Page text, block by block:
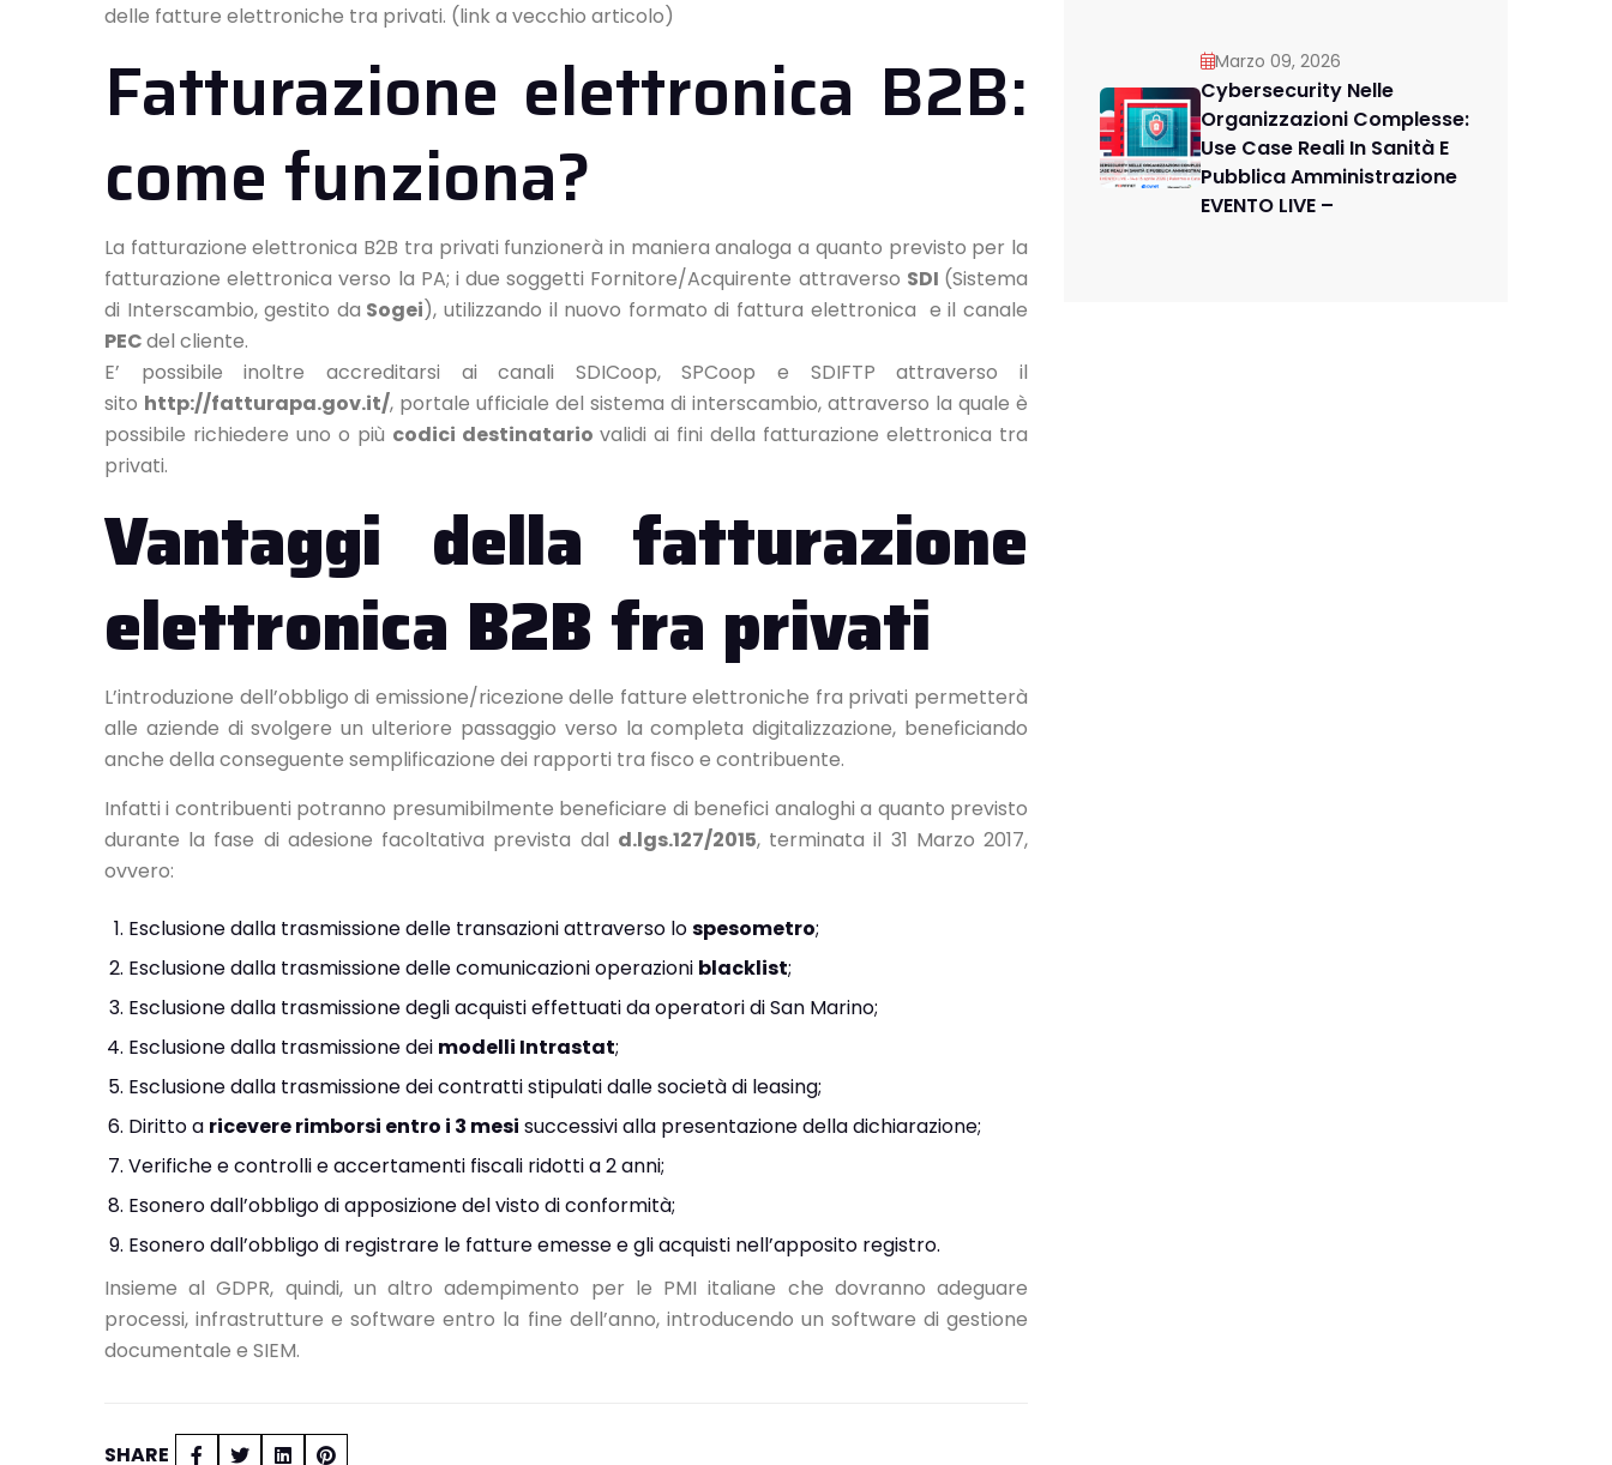
delle fatture elettroniche tra privati. (link a vecchio articolo)
Fatturazione elettronica B2B:
come funziona?
La fatturazione elettronica B2B tra privati funzionerà in maniera analoga a quanto previsto per la
fatturazione elettronica verso la PA; i due soggetti Fornitore/Acquirente attraverso SDI (Sistema
di Interscambio, gestito da Sogei), utilizzando il nuovo formato di fattura elettronica e il canale
PECdel cliente.
E’ possibile inoltre accreditarsi ai canali SDICoop, SPCoop e SDIFTP attraverso il
sito http://fatturapa.gov.it/, portale ufficiale del sistema di interscambio, attraverso la quale è
possibile richiedere uno o più codici destinatario validi ai fini della fatturazione elettronica tra
privati.
Vantaggi della fatturazione
elettronica B2B fra privati
L’introduzione dell’obbligo di emissione/ricezione delle fatture elettroniche fra privati permetterà
alle aziende di svolgere un ulteriore passaggio verso la completa digitalizzazione, beneficiando
anche della conseguente semplificazione dei rapporti tra fisco e contribuente.
Infatti i contribuenti potranno presumibilmente beneficiare di benefici analoghi a quanto previsto
durante la fase di adesione facoltativa prevista dal d.lgs.127/2015, terminata il 31 Marzo 2017,
ovvero:
Esclusione dalla trasmissione delle transazioni attraverso lospesometro;
Esclusione dalla trasmissione delle comunicazioni operazioni blacklist;
Esclusione dalla trasmissione degli acquisti effettuati da operatori di San Marino;
Esclusione dalla trasmissione dei modelli Intrastat;
Esclusione dalla trasmissione dei contratti stipulati dalle società di leasing;
Diritto a ricevere rimborsi entro i 3 mesi successivi alla presentazione della dichiarazione;
Verifiche e controlli e accertamenti fiscali ridotti a 2 anni;
Esonero dall’obbligo di apposizione del visto di conformità;
Esonero dall’obbligo di registrare le fatture emesse e gli acquisti nell’apposito registro.
Insieme al GDPR, quindi, un altro adempimento per le PMI italiane che dovranno adeguare
processi, infrastrutture e software entro la fine dell’anno, introducendo un software di gestione
documentale e SIEM.
SHARE
Marzo 09, 2026
Cybersecurity Nelle
Organizzazioni Complesse:
Use Case Reali In Sanità E
Pubblica Amministrazione
EVENTO LIVE –